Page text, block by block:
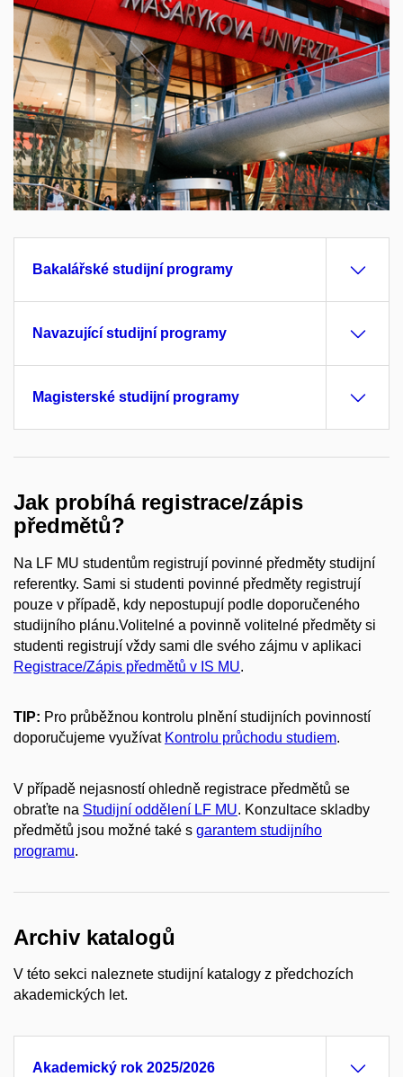
Bakalářské studijní programy
Navazující studijní programy
Magisterské studijní programy
Jak probíhá registrace/zápis
předmětů?
Na LF MU studentům registrují povinné předměty studijní
referentky. Sami si studenti povinné předměty registrují
pouze v případě, kdy nepostupují podle doporučeného
studijního plánu.Volitelné a povinně volitelné předměty si
studenti registrují vždy sami dle svého zájmu v aplikaci
Registrace/Zápis předmětů v IS MU.
TIP: Pro průběžnou kontrolu plnění studijních povinností
doporučujeme využívat Kontrolu průchodu studiem.
V případě nejasností ohledně registrace předmětů se
obraťte na Studijní oddělení LF MU. Konzultace skladby
předmětů jsou možné také s garantem studijního
programu.​
Archiv katalogů
V této sekci naleznete studijní katalogy z předchozích
akademických let.
Akademický rok 2025/2026